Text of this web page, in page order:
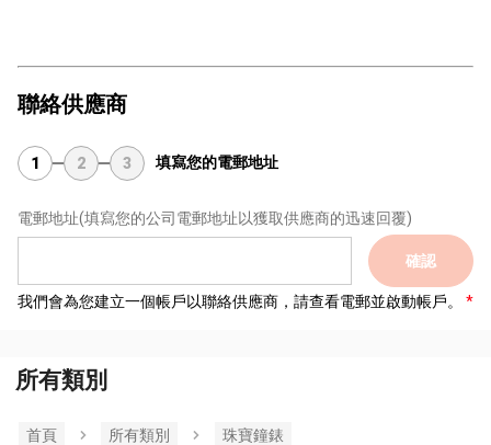
聯絡供應商
1 2 3 填寫您的電郵地址
電郵地址(填寫您的公司電郵地址以獲取供應商的迅速回覆)
確認
我們會為您建立一個帳戶以聯絡供應商，請查看電郵並啟動帳戶。
所有類別
首頁 所有類別 珠寶鐘錶